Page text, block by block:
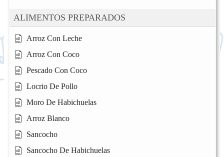
ALIMENTOS PREPARADOS
Arroz Con Leche
Arroz Con Coco
Pescado Con Coco
Locrio De Pollo
Moro De Habichuelas
Arroz Blanco
Sancocho
Sancocho De Habichuelas